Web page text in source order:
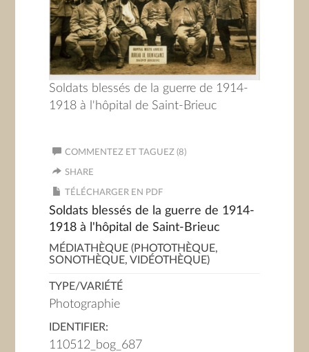
Soldats blessés de la guerre de 1914-
1918 à l'hôpital de Saint-Brieuc
COMMENTEZ ET TAGUEZ (8)
SHARE
TÉLÉCHARGER EN PDF
Soldats blessés de la guerre de 1914-
1918 à l'hôpital de Saint-Brieuc
MÉDIATHÈQUE (PHOTOTHÈQUE,
SONOTHÈQUE, VIDÉOTHÈQUE)
TYPE/VARIÉTÉ
Photographie
IDENTIFIER:
110512_bog_687